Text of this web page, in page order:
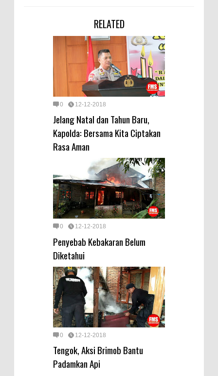
RELATED
0 12-12-2018
Jelang Natal dan Tahun Baru,
Kapolda: Bersama Kita Ciptakan
Rasa Aman
0 12-12-2018
Penyebab Kebakaran Belum
Diketahui
0 12-12-2018
Tengok, Aksi Brimob Bantu
Padamkan Api